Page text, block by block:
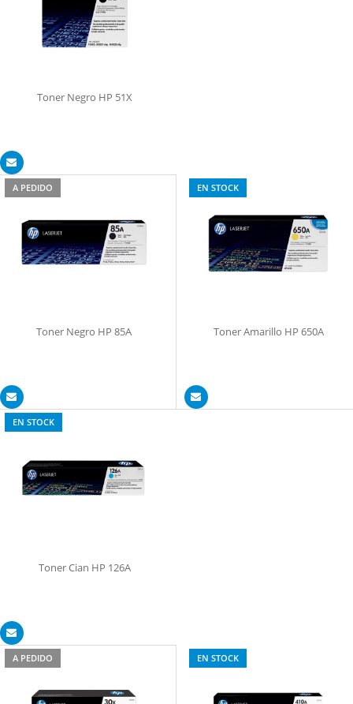
Toner Negro HP 51X
A PEDIDO
Toner Negro HP 85A
EN STOCK
Toner Amarillo HP 650A
EN STOCK
Toner Cian HP 126A
A PEDIDO EN STOCK